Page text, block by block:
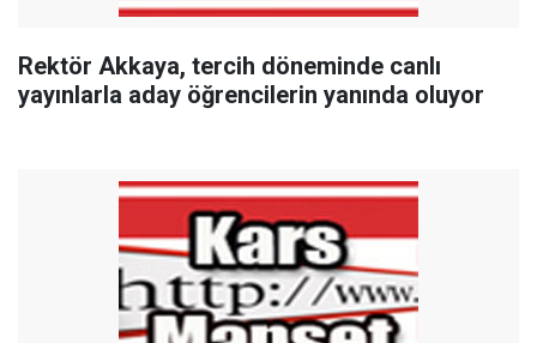
Rektör Akkaya, tercih döneminde canlı
yayınlarla aday öğrencilerin yanında oluyor